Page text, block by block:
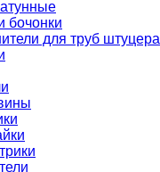
бочонки
для труб штуцера